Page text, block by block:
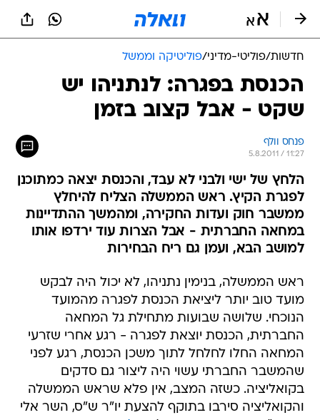
חדשות/פוליטי-מדיני/פוליטיקה וממשל
הכנסת בפגרה: לנתניהו יש
שקט - אבל קצוב בזמן
פנחס וולף
5.8.2011 / 11:27
הלחץ של ישי ולבני לא עבד, והכנסת יצאה כמתוכנן
לפגרת הקיץ. ראש הממשלה הצליח להיחלץ
ממשבר חוק ועדות החקירה, ומהמשך ההתדיינות
במחאה החברתית - אבל הצרות עוד ירדפו אותו
למושב הבא, ועמן גם ריח הבחירות
ראש הממשלה, בנימין נתניהו, לא יכול היה לבקש
מועד טוב יותר ליציאת הכנסת לפגרה מהמועד
הנוכחי. שלושה שבועות מתחילת גל המחאה
החברתית, הכנסת יוצאת לפגרה - רגע אחרי שזרעי
המחאה החלו לחלחל לתוך משכן הכנסת, רגע לפני
שהמשבר החברתי עשוי היה ליצור גם סדקים
בקואליציה. כשזה המצב, אין פלא שראש הממשלה
והקואליציה סירבו בתוקף להצעת יו"ר ש"ס, השר אלי